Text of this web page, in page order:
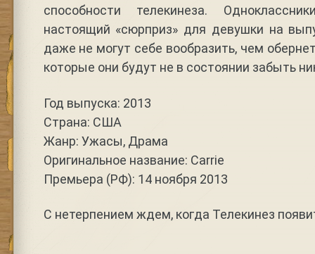
способности телекинеза.
настоящий «сюрприз» для девушки на
даже не могут себе вообразить, чем
которые они будут не в состоянии забыть
Год выпуска: 2013
Страна: США
Жанр: Ужасы, Драма
Оригинальное название: Carrie
Премьера (РФ): 14 ноября 2013
С нетерпением ждем, когда Телекинез